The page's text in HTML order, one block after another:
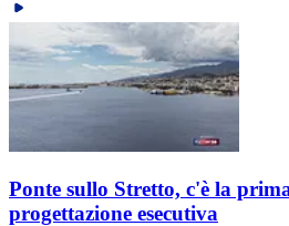
Ponte sullo Stretto, c'è la
progettazione esecutiva